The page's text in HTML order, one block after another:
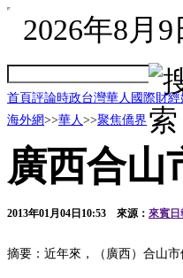
2026年8月9
首頁評論時政台灣華人 國際財經
海外網>>華人>>聚焦僑界
廣西合山
2013年01月04日10:53 來源： 來賓日
摘要：近年來，（廣西）合山